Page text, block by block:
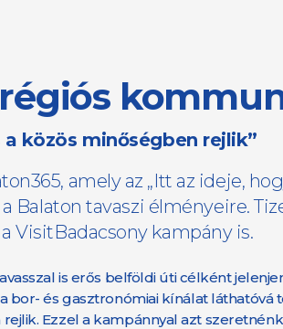
közös minőségben rejlik”
amely az „Itt az ideje,
Balaton tavaszi élményeire.
VisitBadacsony kampány is.
is erős belföldi úti célként
és gasztronómiai kínálat láthatóvá
Ezzel a kampánnyal azt